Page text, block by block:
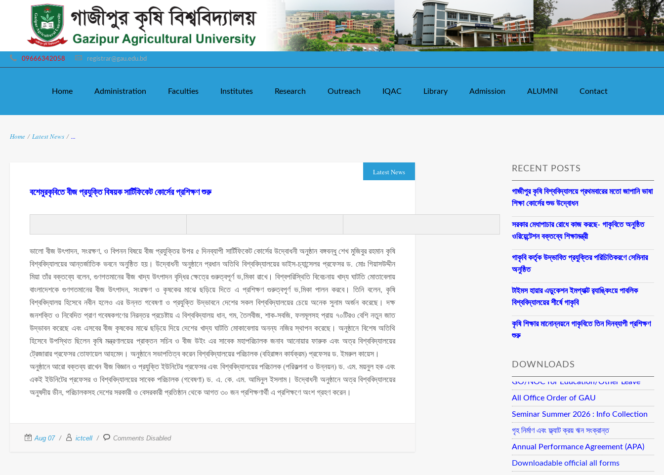
09666342058 registrar@gau.edu.bd
Home Administration Faculties Institutes Research Outreach IQAC Library Admission ALUMNI Contact
Home / Latest News / ...
Latest News
বশেমুরকৃবিতে বীজ প্রযুক্তি বিষয়ক সার্টিফিকেট কোর্সের প্রশিক্ষণ শুরু
ভালো বীজ উৎপাদন, সংরক্ষণ, ও বিপনন বিষয়ে বীজ প্রযুক্তির উপর ৫ দিনব্যাপী সার্টিফিকেট কোর্সের উদ্বোধনী অনুষ্ঠান বঙ্গবন্ধু শেখ মুজিবুর রহমান কৃষি
বিশ্ববিদ্যালয়ের আন্তর্জাতিক ভবনে অনুষ্ঠিত হয়। উদ্বোধনী অনুষ্ঠানে প্রধান অতিথি বিশ্ববিদ্যালয়ের ভাইস-চ্যান্সেলর প্রফেসর ড. মোঃ গিয়াসউদ্দীন
মিয়া তাঁর বক্তব্যে বলেন, গুণগতমানের বীজ খাদ্য উৎপাদন বৃদ্ধির ক্ষেত্রে গুরুত্বপূর্ণ ভ‚মিকা রাখে। বিশ্বপরিস্থিতি বিবেচনায় খাদ্য ঘাটতি মোতাবেলায়
বাংলাদেশকে গুণগতমানের বীজ উৎপাদন, সংরক্ষণ ও কৃষকের মাঝে ছড়িয়ে দিতে এ প্রশিক্ষণ গুরুত্বপূর্ণ ভ‚মিকা পালন করবে। তিনি বলেন, কৃষি
বিশ্ববিদ্যালয় হিসেবে নবীন হলেও এর উন্নত গবেষণা ও প্রযুক্তি উদ্ভাবনে দেশের সকল বিশ্ববিদ্যালয়ের চেয়ে অনেক সুনাম অর্জন করেছে। দক্ষ
জনশক্তি ও নিবেদিত প্রাণ গবেষকগণের নিরন্তর প্রচেষ্টায় এ বিশ্ববিদ্যালয় ধান, গম, তৈলবীজ, শাক-সবজি, ফলমূলসহ প্রায় ৭০টিরও বেশি নতুন জাত
উদ্ভাবন করেছে এবং এসবের বীজ কৃষকের মাঝে ছড়িয়ে দিয়ে দেশের খাদ্য ঘাটতি মোকাবেলায় অনন্য নজির স্থাপন করেছে। অনুষ্ঠানে বিশেষ অতিথি
হিসেবে উপস্থিত ছিলেন কৃষি মন্ত্রণালয়ের প্রাক্তন সচিব ও বীজ উইং এর সাবেক মহাপরিচালক জনাব আনোয়ার ফারুক এবং অত্র বিশ্ববিদ্যালয়ের
ট্রেজারার প্রফেসর তোফায়েল আহমেদ। অনুষ্ঠানে সভাপতিত্ব করেন বিশ্ববিদ্যালয়ের পরিচালক (বহিরাঙ্গন কার্যক্রম) প্রফেসর ড. ইমরুল কায়েস।
অনুষ্ঠানে আরো বক্তব্য রাখেন বীজ বিজ্ঞান ও প্রযুক্তি ইউনিটের প্রফেসর এবং বিশ্ববিদ্যালয়ের পরিচালক (পরিকল্পনা ও উন্নয়ন) ড. এম. ময়নুল হক এবং
একই ইউনিটের প্রফেসর ও বিশ্ববিদ্যালয়ের সাবেক পরিচালক (গবেষণা) ড. এ. কে. এম. আমিনুল ইসলাম। উদ্বোধনী অনুষ্ঠানে অত্র বিশ্ববিদ্যালয়ের
অনুষদীয় ডীন, পরিচালকসহ দেশের সরকারী ও বেসরকারী প্রতিষ্ঠান থেকে আগত ৩০ জন প্রশিক্ষণার্থী এ প্রশিক্ষণে অংশ গ্রহণ করেন।
Aug 07 ictcell Comments Disabled
RECENT POSTS
গাজীপুর কৃষি বিশ্ববিদ্যালয়ে প্রথমবারের মতো জাপানি ভাষা
শিক্ষা কোর্সের শুভ উদ্বোধন
সরকার মেধাপাচার রোধে কাজ করছে- গাকৃবিতে অনুষ্ঠিত
ওরিয়েন্টেশন বক্তব্যে শিক্ষামন্ত্রী
গাকৃবি কর্তৃক উদ্ভাবিত প্রযুক্তির পরিচিতিকরণে সেমিনার
অনুষ্ঠিত
টাইমস হায়ার এডুকেশন ইমপ্যাক্ট র‍্যাঙ্কিংয়ে পাবলিক
বিশ্ববিদ্যালয়ের শীর্ষে গাকৃবি
কৃষি শিক্ষার মানোন্নয়নে গাকৃবিতে তিন দিনব্যাপী প্রশিক্ষণ
শুরু
DOWNLOADS
GO/NOC for Education/Other Leave
All Office Order of GAU
Seminar Summer 2026 : Info Collection
গৃহ নির্মাণ এবং ফ্ল্যাট ক্রয় ঋন সংক্রান্ত
Annual Performance Agreement (APA)
Downloadable official all forms